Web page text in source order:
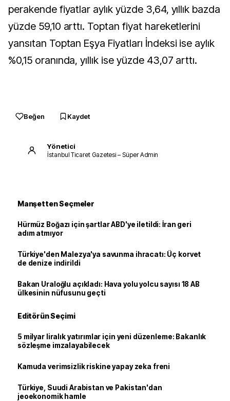
perakende fiyatlar aylık yüzde 3,64, yıllık bazda
yüzde 59,10 arttı. Toptan fiyat hareketlerini
yansıtan Toptan Eşya Fiyatları İndeksi ise aylık
%0,15 oranında, yıllık ise yüzde 43,07 arttı.
Beğen Kaydet
Yönetici
İstanbul Ticaret Gazetesi – Süper Admin
Manşetten Seçmeler
Hürmüz Boğazı için şartlar ABD'ye iletildi: İran geri
adım atmıyor
Türkiye'den Malezya'ya savunma ihracatı: Üç korvet
de denize indirildi
Bakan Uraloğlu açıkladı: Hava yolu yolcu sayısı 18 AB
ülkesinin nüfusunu geçti
Editörün Seçimi
5 milyar liralık yatırımlar için yeni düzenleme: Bakanlık
sözleşme imzalayabilecek
Kamuda verimsizlik riskine yapay zeka freni
Türkiye, Suudi Arabistan ve Pakistan'dan
jeoekonomik hamle